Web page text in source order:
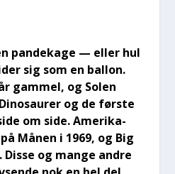
pan­de­ka­ge — eller hul
sig som en bal­lon.
gam­mel, og Solen
og de før­ste
om side. Ame­ri­ka­
Månen i 1969, og Big
og man­ge andre